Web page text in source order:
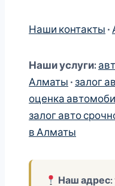
Наши контакты ·
Наши услуги:
Алматы · залог
оценка
залог авто
в Алматы
Наш адрес: